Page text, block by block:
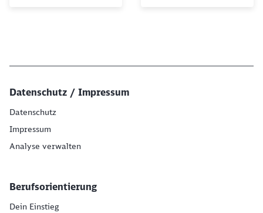
Datenschutz / Impressum
Datenschutz
Impressum
Analyse verwalten
Berufsorientierung
Dein Einstieg